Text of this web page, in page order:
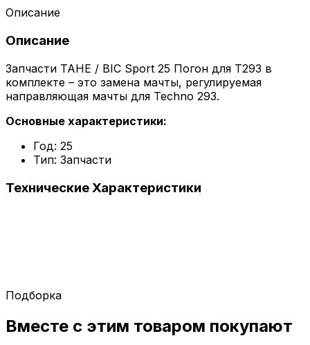
Описание
Описание
Запчасти TAHE / BIC Sport 25 Погон для Т293 в
комплекте – это замена мачты, регулируемая
направляющая мачты для Techno 293.
Основные характеристики:
Год: 25
Тип: Запчасти
Технические Характеристики
Подборка
Вместе с этим товаром покупают